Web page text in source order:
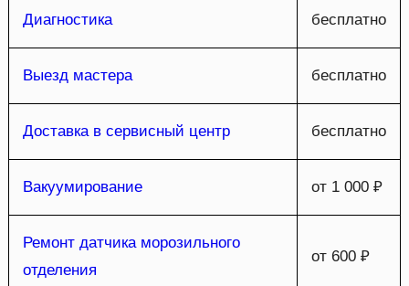
Диагностика бесплатно
Выезд мастера бесплатно
Доставка в сервисный центр бесплатно
Вакуумирование от 1 000 ₽
Ремонт датчика морозильного
отделения
от 600 ₽